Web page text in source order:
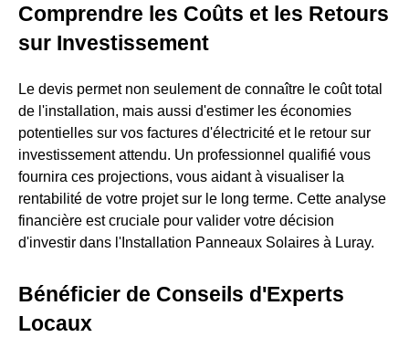
Comprendre les Coûts et les Retours
sur Investissement
Le devis permet non seulement de connaître le coût total
de l'installation, mais aussi d'estimer les économies
potentielles sur vos factures d'électricité et le retour sur
investissement attendu. Un professionnel qualifié vous
fournira ces projections, vous aidant à visualiser la
rentabilité de votre projet sur le long terme. Cette analyse
financière est cruciale pour valider votre décision
d'investir dans l'Installation Panneaux Solaires à Luray.
Bénéficier de Conseils d'Experts
Locaux